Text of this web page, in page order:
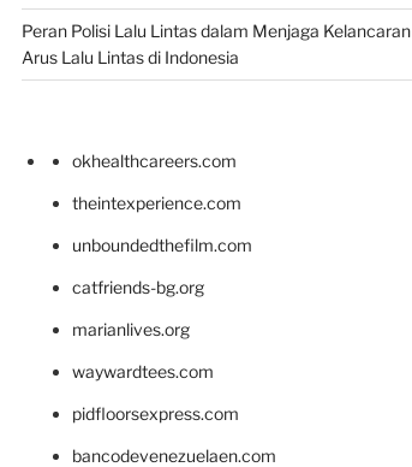
Peran Polisi Lalu Lintas dalam Menjaga Kelancaran
Arus Lalu Lintas di Indonesia
okhealthcareers.com
theintexperience.com
unboundedthefilm.com
catfriends-bg.org
marianlives.org
waywardtees.com
pidfloorsexpress.com
bancodevenezuelaen.com